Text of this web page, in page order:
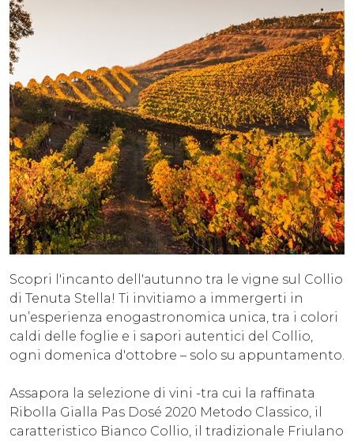
Scopri l'incanto dell'autunno tra le vigne sul Collio
di Tenuta Stella! Ti invitiamo a immergerti in
un’esperienza enogastronomica unica, tra i colori
caldi delle foglie e i sapori autentici del Collio,
ogni domenica d'ottobre – solo su appuntamento.
Assapora la selezione di vini -tra cui la raffinata
Ribolla Gialla Pas Dosé 2020 Metodo Classico, il
caratteristico Bianco Collio, il tradizionale Friulano